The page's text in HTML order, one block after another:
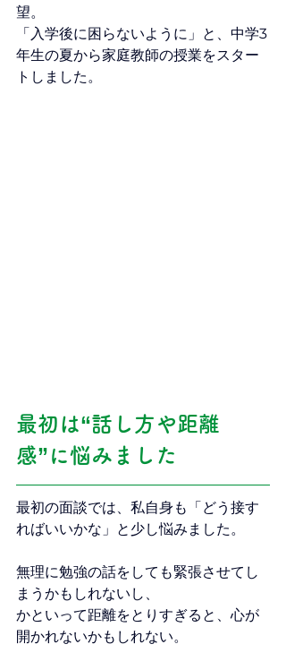
望。
「入学後に困らないように」と、中学3
年生の夏から家庭教師の授業をスター
トしました。
最初は“話し方や距離
感”に悩みました
最初の面談では、私自身も「どう接す
ればいいかな」と少し悩みました。
無理に勉強の話をしても緊張させてし
まうかもしれないし、
かといって距離をとりすぎると、心が
開かれないかもしれない。